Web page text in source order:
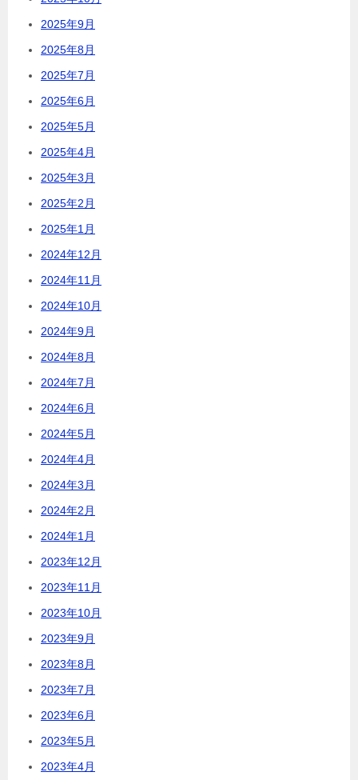
2025年9月
2025年8月
2025年7月
2025年6月
2025年5月
2025年4月
2025年3月
2025年2月
2025年1月
2024年12月
2024年11月
2024年10月
2024年9月
2024年8月
2024年7月
2024年6月
2024年5月
2024年4月
2024年3月
2024年2月
2024年1月
2023年12月
2023年11月
2023年10月
2023年9月
2023年8月
2023年7月
2023年6月
2023年5月
2023年4月